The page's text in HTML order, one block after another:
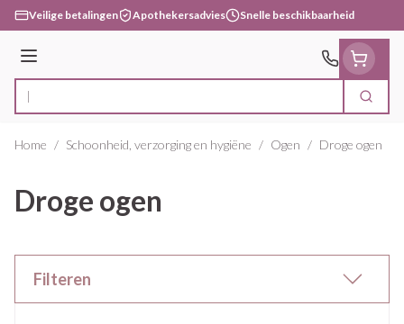
Ga naar de inhoud
Veilige betalingen Apothekersadvies Snelle beschikbaarheid
Menu
Product, merk, categorie... Zoek
Home / Schoonheid, verzorging en hygiëne / Ogen / Droge ogen
Droge ogen
Filteren